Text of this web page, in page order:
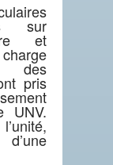
sur
et
des
pris
UNV.